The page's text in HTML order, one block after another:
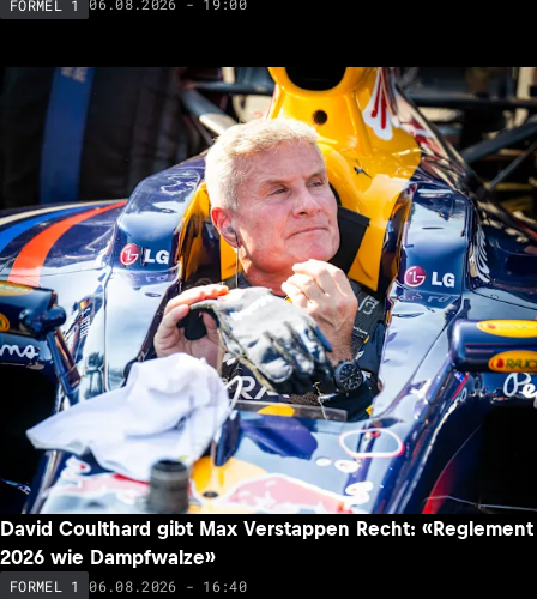
FORMEL 1 06.08.2026 - 19:00
David Coulthard gibt Max Verstappen Recht: «Reglement
2026 wie Dampfwalze»
FORMEL 1 06.08.2026 - 16:40